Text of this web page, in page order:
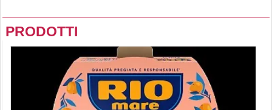
PRODOTTI